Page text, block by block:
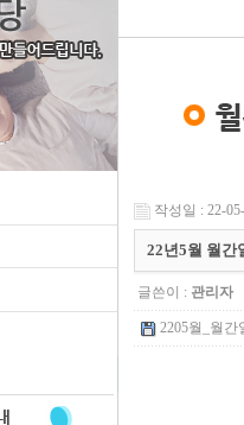
작성일 : 22-
22년5월 월간
글쓴이 : 관리자
2205월_월간